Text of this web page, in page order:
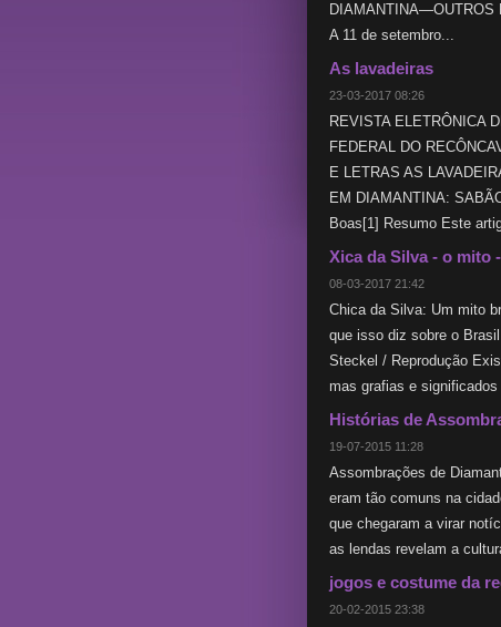
A 11 de setembro...
As lavadeiras
23-03-2017 08:26
REVISTA ELETRÔNICA
FEDERAL DO
E LETRAS AS
EM DIAMANTINA:
Boas[1] Resumo Este
Xica da Silva - o mito
08-03-2017 21:42
Chica da Silva: Um mito
que isso diz sobre o
Steckel / Reprodução
mas grafias e
Histórias de
19-07-2015 11:28
Assombrações de
eram tão comuns na
que chegaram a virar
as lendas revelam a
jogos e costume da
20-02-2015 23:38